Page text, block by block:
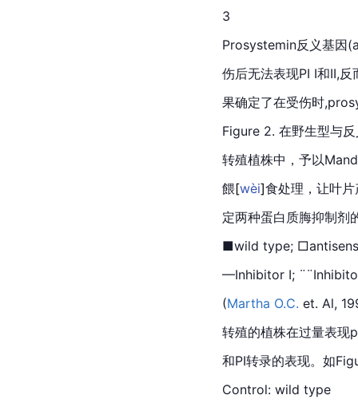
3
Prosystemin反义基因
伤后无法表现PI I和II,
果确定了在受伤时
Figure 2. 在野生型与
转殖植株中，予以
餵[wèi]食处理，让叶
定两种蛋白质脢抑制剂
■wild type;
—Inhibitor Ⅰ;
(Martha O.C. et. Al,
转殖的植株在过量表现
和PI转录的表现。如
Control: wild type